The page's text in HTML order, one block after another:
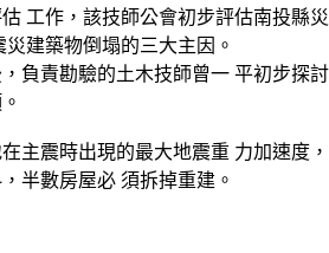
工作，該技師公會初步評估南投縣
建築物倒塌的三大主因。
負責勘驗的土木技師曾一 平初步探
主震時出現的最大地震重 力加速度
半數房屋必 須拆掉重建。